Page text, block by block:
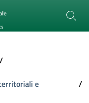
/
e
/